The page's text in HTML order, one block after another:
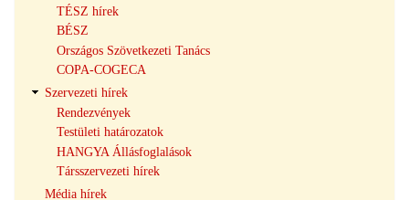
TÉSZ hírek
BÉSZ
Országos Szövetkezeti Tanács
COPA-COGECA
Szervezeti hírek
Rendezvények
Testületi határozatok
HANGYA Állásfoglalások
Társszervezeti hírek
Média hírek